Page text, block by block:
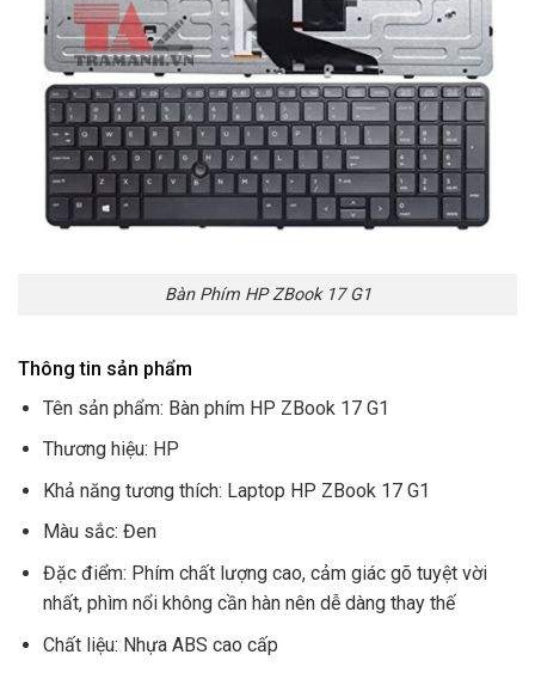
Bàn Phím HP ZBook 17 G1
Thông tin sản phẩm
Tên sản phẩm: Bàn phím HP ZBook 17 G1
Thương hiệu: HP
Khả năng tương thích: Laptop HP ZBook 17 G1
Màu sắc: Đen
Đặc điểm: Phím chất lượng cao, cảm giác gõ tuyệt vời
nhất, phìm nổi không cần hàn nên dễ dàng thay thế
Chất liệu: Nhựa ABS cao cấp